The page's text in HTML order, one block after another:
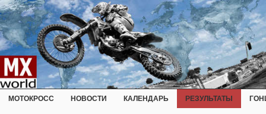
МОТОКРОСС НОВОСТИ КАЛЕНДАРЬ РЕЗУЛЬТАТЫ